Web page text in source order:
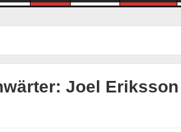
Joel Eriksson